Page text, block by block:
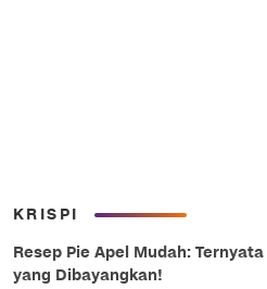
KRISPI
Resep Pie Apel Mudah:
yang Dibayangkan!